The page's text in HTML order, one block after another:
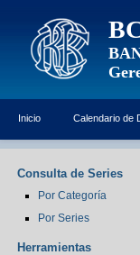
Inicio Calendario de
Consulta de Series
Por Categoría
Por Series
Herramientas